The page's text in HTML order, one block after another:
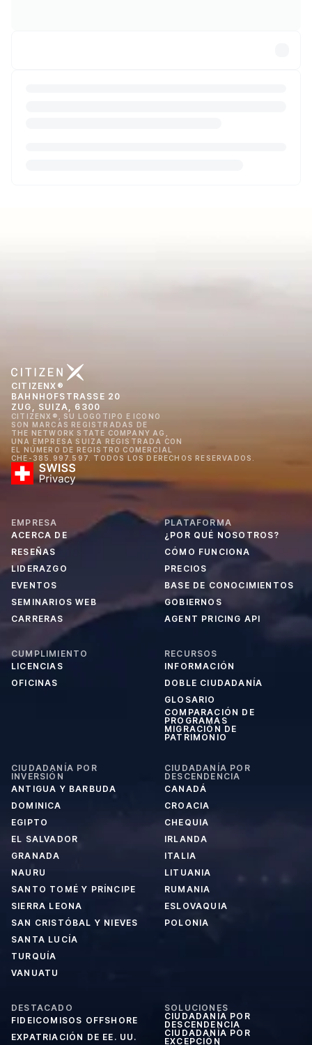
CITIZENX®
BAHNHOFSTRASSE 20
ZUG, SUIZA, 6300
CITIZENX®, SU LOGOTIPO E ICONO
SON MARCAS REGISTRADAS DE
THE NETWORK STATE COMPANY AG,
UNA EMPRESA SUIZA REGISTRADA CON
EL NÚMERO DE REGISTRO COMERCIAL
CHE-385.997.597. TODOS LOS DERECHOS RESERVADOS.
EMPRESA
ACERCA DE
RESEÑAS
LIDERAZGO
EVENTOS
SEMINARIOS WEB
CARRERAS
PLATAFORMA
¿POR QUÉ NOSOTROS?
CÓMO FUNCIONA
PRECIOS
BASE DE CONOCIMIENTOS
GOBIERNOS
AGENT PRICING API
CUMPLIMIENTO
LICENCIAS
OFICINAS
RECURSOS
INFORMACIÓN
DOBLE CIUDADANÍA
GLOSARIO
COMPARACIÓN DE
PROGRAMAS
MIGRACIÓN DE
PATRIMONIO
CIUDADANÍA POR
INVERSIÓN
ANTIGUA Y BARBUDA
DOMINICA
EGIPTO
EL SALVADOR
GRANADA
NAURU
SANTO TOMÉ Y PRÍNCIPE
SIERRA LEONA
SAN CRISTÓBAL Y NIEVES
SANTA LUCÍA
TURQUÍA
VANUATU
CIUDADANÍA POR
DESCENDENCIA
CANADÁ
CROACIA
CHEQUIA
IRLANDA
ITALIA
LITUANIA
RUMANIA
ESLOVAQUIA
POLONIA
DESTACADO
FIDEICOMISOS OFFSHORE
EXPATRIACIÓN DE EE. UU.
SOLUCIONES
CIUDADANÍA POR
DESCENDENCIA
CIUDADANÍA POR
EXCEPCIÓN